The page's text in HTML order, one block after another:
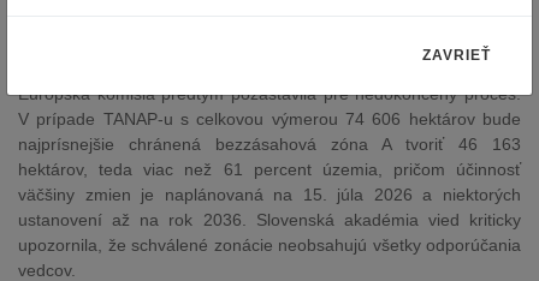
kľúčový a dlho odkladaný míľnik ôsmej žiadosti o platbu z Plánu
Európska komisia predtým pozastavila pre nedokončený proces.
V prípade TANAP-u s celkovou výmerou 74 606 hektárov bude
najprísnejšie chránená bezzásahová zóna A tvoriť 46 163
hektárov, teda viac než 61 percent územia, pričom účinnosť
väčšiny zmien je naplánovaná na 15. júla 2026 a niektorých
ustanovení až na rok 2036. Slovenská akadémia vied kriticky
upozornila, že schválené zonácie neobsahujú všetky odporúčania
vedcov.
ZAVRIEŤ